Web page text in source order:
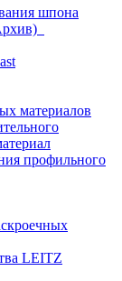
шпона
материалов
профильного
LEITZ